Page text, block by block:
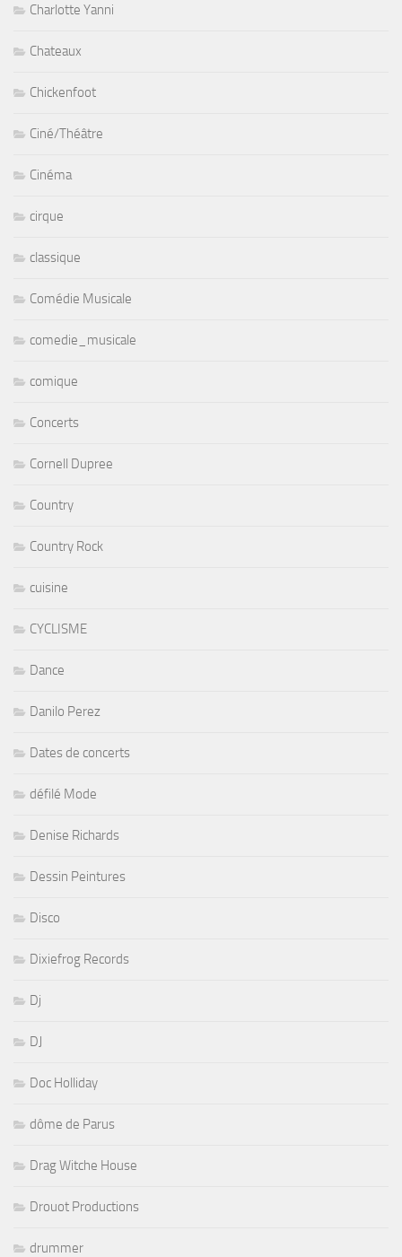
Charlotte Yanni
Chateaux
Chickenfoot
Ciné/Théâtre
Cinéma
cirque
classique
Comédie Musicale
comedie_musicale
comique
Concerts
Cornell Dupree
Country
Country Rock
cuisine
CYCLISME
Dance
Danilo Perez
Dates de concerts
défilé Mode
Denise Richards
Dessin Peintures
Disco
Dixiefrog Records
Dj
DJ
Doc Holliday
dôme de Parus
Drag Witche House
Drouot Productions
drummer